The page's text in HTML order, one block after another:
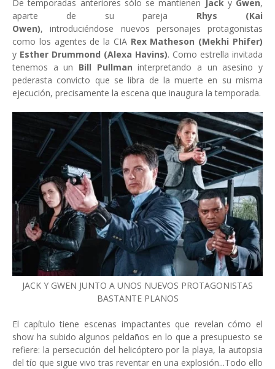
De temporadas anteriores sólo se mantienen Jacky Gwen,
aparte de su pareja Rhys (Kai
Owen), introduciéndose nuevos personajes protagonistas
como los agentes de la CIA Rex Matheson (Mekhi Phifer)
y Esther Drummond (Alexa Havins). Como estrella invitada
tenemos a un Bill Pullman interpretando a un asesino y
pederasta convicto que se libra de la muerte en su misma
ejecución, precisamente la escena que inaugura la temporada.
JACK Y GWEN JUNTO A UNOS NUEVOS PROTAGONISTAS
BASTANTE PLANOS
El capítulo tiene escenas impactantes que revelan cómo el
show ha subido algunos peldaños en lo que a presupuesto se
refiere: la persecución del helicóptero por la playa, la autopsia
del tío que sigue vivo tras reventar en una explosión...Todo ello